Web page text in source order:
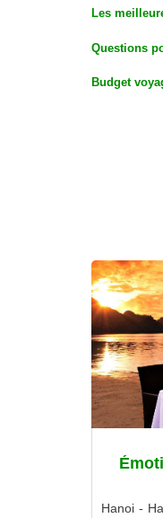
Les
Questions
Budget
Hanoi -